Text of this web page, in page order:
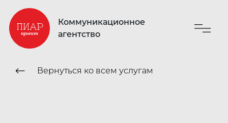
Коммуникационное
агентство
⟵ Вернуться ко всем услугам